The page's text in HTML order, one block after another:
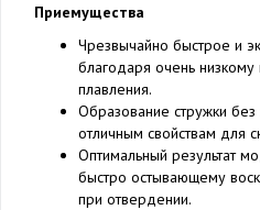
Приемущества
Чрезвычайно быстрое и
благодаря очень
плавления.
Образование стружки без
отличным свойствам для
Оптимальный результат
быстро остывающему
при отвердении.